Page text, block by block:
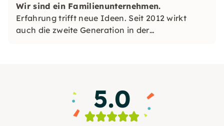
Wir sind ein Familienunternehmen.
Erfahrung trifft neue Ideen. Seit 2012 wirkt
auch die zweite Generation in der
5.0